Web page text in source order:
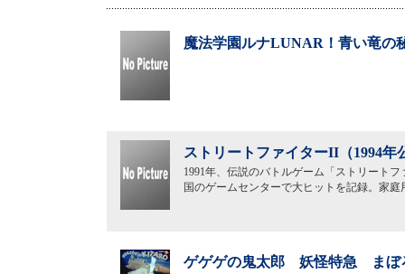
魔法学園ルナLUNAR！青い竜の
ストリートファイターII（1994年
1991年、伝説のバトルゲーム「ストリート
国のゲームセンターで大ヒットを記録。家
ゲゲゲの鬼太郎 妖怪特急 まぼ